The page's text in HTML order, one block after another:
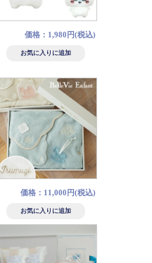
価格：1,980円(税込)
価格：11,000円(税込)